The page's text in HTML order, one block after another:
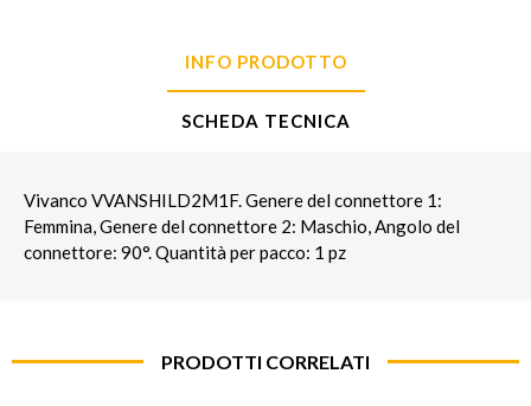
INFO PRODOTTO
SCHEDA TECNICA
Vivanco VVANSHILD2M1F. Genere del connettore 1:
Femmina, Genere del connettore 2: Maschio, Angolo del
connettore: 90°. Quantità per pacco: 1 pz
PRODOTTI CORRELATI